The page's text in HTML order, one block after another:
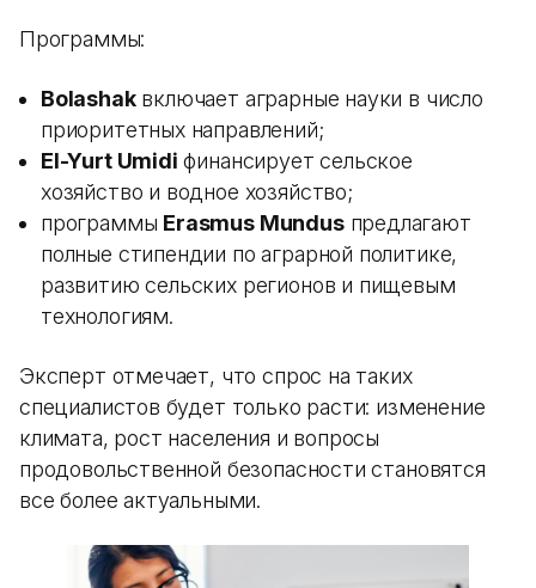
Программы:
Bolashakвключает аграрные науки в число
приоритетных направлений;
El-Yurt Umidi финансирует сельское
хозяйство и водное хозяйство;
программы Erasmus Mundusпредлагают
полные стипендии по аграрной политике,
развитию сельских регионов и пищевым
технологиям.
Эксперт отмечает, что спрос на таких
специалистов будет только расти: изменение
климата, рост населения и вопросы
продовольственной безопасности становятся
все более актуальными.